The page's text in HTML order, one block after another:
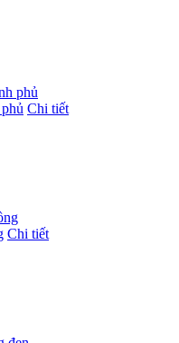
Chi tiết
Chi tiết